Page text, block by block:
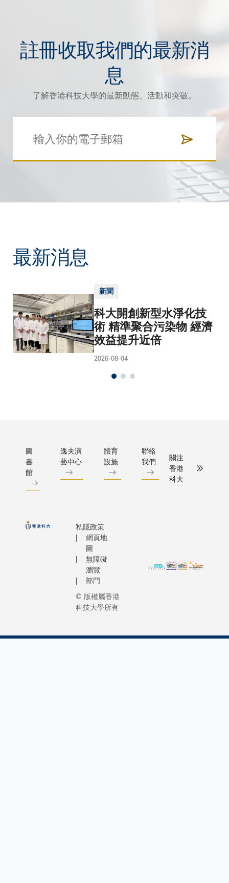
註冊收取我們的最新消
息
了解香港科技大學的最新動態、活動和突破。
最新消息
新聞
科大開創新型水淨化技
術 精準聚合污染物 經濟
效益提升近倍
2026-08-04
圖
書
館
逸夫演
藝中心
體育
設施
聯絡
我們
關注
香港
科大
私隱政策
網頁地
圖
無障礙
瀏覽
部門
© 版權屬香港
科技大學所有